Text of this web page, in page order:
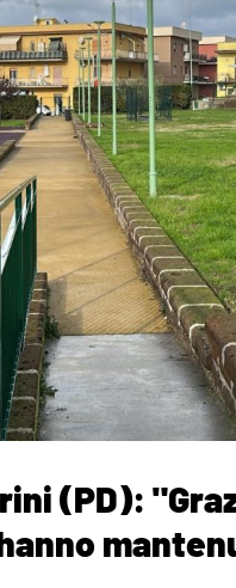
(PD):